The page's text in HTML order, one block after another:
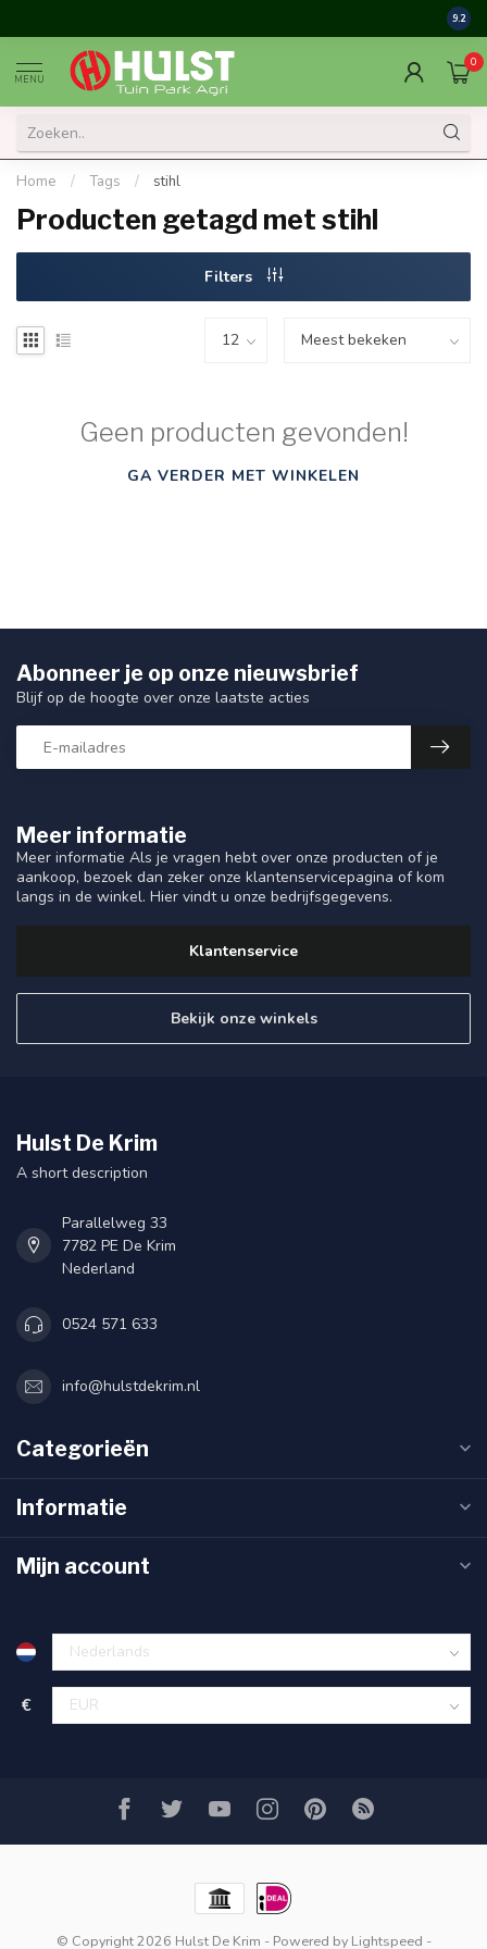
9.2
MENU
0
Home / Tags / stihl
Producten getagd met stihl
Filters
Geen producten gevonden!
GA VERDER MET WINKELEN
Meer informatie
Meer informatie Als je vragen hebt over onze producten of je
aankoop, bezoek dan zeker onze klantenservicepagina of kom
langs in de winkel. Hier vindt u onze bedrijfsgegevens.
Klantenservice
Bekijk onze winkels
Abonneer je op onze nieuwsbrief
Blijf op de hoogte over onze laatste acties
Hulst De Krim
A short description
Parallelweg 33
7782 PE De Krim
Nederland
0524 571 633
info@hulstdekrim.nl
Categorieën
Informatie
Mijn account
€
© Copyright 2026 Hulst De Krim - Powered by Lightspeed -